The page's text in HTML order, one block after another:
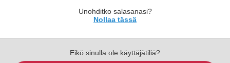
Unohditko salasanasi?
Nollaa tässä
Eikö sinulla ole käyttäjätiliä?